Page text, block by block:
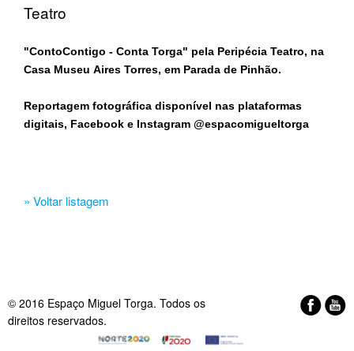
Teatro
"ContoContigo - Conta Torga" pela Peripécia Teatro, na
Casa Museu Aires Torres, em Parada de Pinhão.
Reportagem fotográfica disponível nas plataformas
digitais, Facebook e Instagram @espacomigueltorga​
» Voltar listagem
© 2016 Espaço Miguel Torga. Todos os
direitos reservados.